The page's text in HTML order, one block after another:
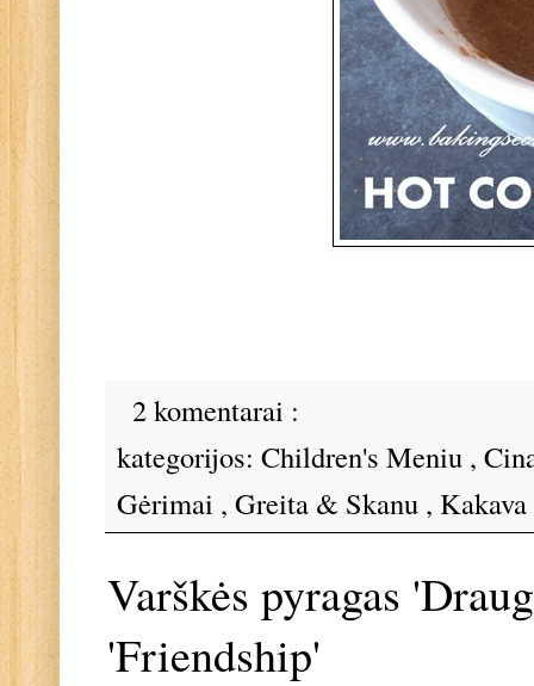
2 komentarai :
kategorijos: Children's Meniu ,
Gėrimai , Greita & Skanu , Kakava
Varškės pyragas
'Friendship'